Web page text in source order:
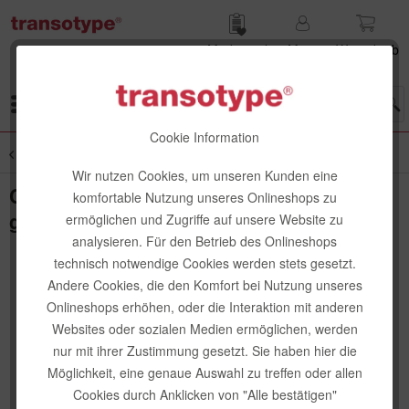
Merk­zettel
Mein
Waren­korb
Cookie Information
Wir nutzen Cookies, um unseren Kunden eine
komfortable Nutzung unseres Onlineshops zu
ermöglichen und Zugriffe auf unsere Website zu
analysieren. Für den Betrieb des Onlineshops
technisch notwendige Cookies werden stets gesetzt.
Andere Cookies, die den Komfort bei Nutzung unseres
Onlineshops erhöhen, oder die Interaktion mit anderen
Websites oder sozialen Medien ermöglichen, werden
nur mit ihrer Zustimmung gesetzt. Sie haben hier die
Möglichkeit, eine genaue Auswahl zu treffen oder allen
Cookies durch Anklicken von "Alle bestätigen"
Copic Soft Watercolor Paper, A4, 100
g/m², 5 Blatt